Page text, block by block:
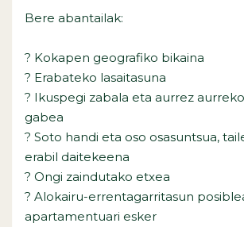
Bere abantailak:
? Kokapen geografiko bikaina
? Erabateko lasaitasuna
? Ikuspegi zabala eta aurrez
gabea
? Soto handi eta oso osasuntsua,
erabil daitekeena
? Ongi zaindutako etxea
? Alokairu-errentagarritasun
apartamentuari esker